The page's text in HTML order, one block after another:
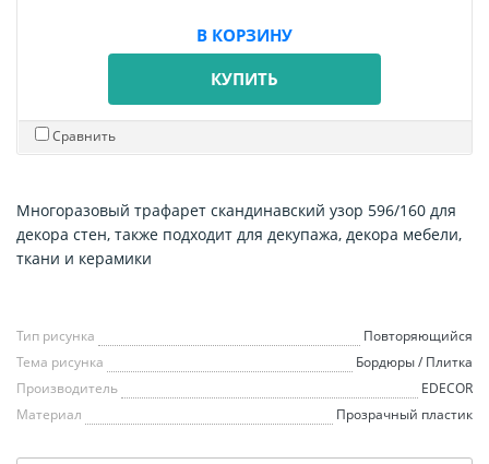
В КОРЗИНУ
КУПИТЬ
Сравнить
Многоразовый трафарет скандинавский узор 596/160 для
декора стен, также подходит для декупажа, декора мебели,
ткани и керамики
Тип рисунка
Повторяющийся
Тема рисунка
Бордюры / Плитка
Производитель
EDECOR
Материал
Прозрачный пластик